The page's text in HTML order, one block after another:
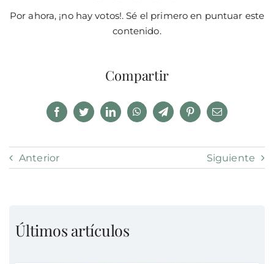
Por ahora, ¡no hay votos!. Sé el primero en puntuar este
contenido.
Compartir
Anterior Siguiente
Últimos artículos